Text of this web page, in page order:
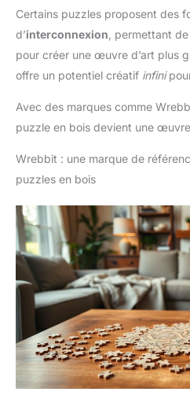
Certains puzzles proposent des
d’interconnexion , permettant
pour créer une œuvre d’art plus
offre un potentiel créatif infini
Avec des marques comme
puzzle en bois devient une
Wrebbit : une marque de
puzzles en bois